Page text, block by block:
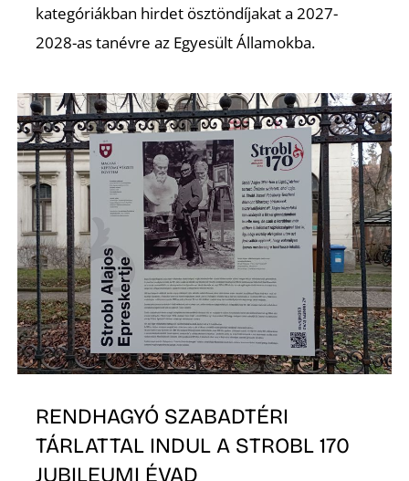
kategóriákban hirdet ösztöndíjakat a 2027-
2028-as tanévre az Egyesült Államokba.
RENDHAGYÓ SZABADTÉRI
TÁRLATTAL INDUL A STROBL 170
JUBILEUMI ÉVAD